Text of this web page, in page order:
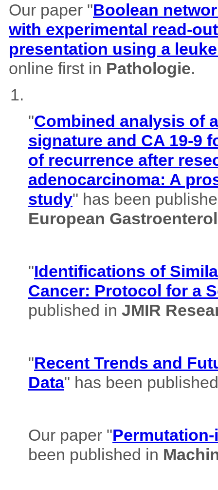
Our paper "Boolean
with experimental read-
presentation using a
online first in Pathologie.
"Combined analysis of
signature and CA 19-9
of recurrence after
adenocarcinoma: A
study" has been
European
"Identifications of
Cancer: Protocol for a
published in JMIR
"Recent Trends and
Data" has been
Our paper "
been published in